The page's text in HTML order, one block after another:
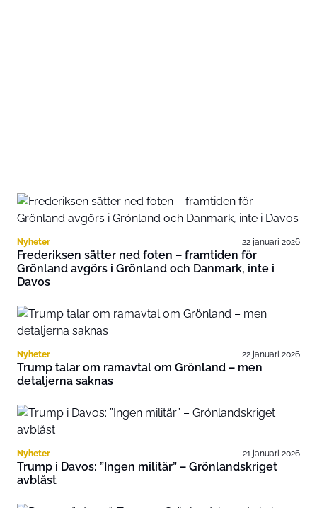
Nyheter 22 januari 2026
Frederiksen sätter ned foten – framtiden för
Grönland avgörs i Grönland och Danmark, inte i
Davos
Nyheter 22 januari 2026
Trump talar om ramavtal om Grönland – men
detaljerna saknas
Nyheter 21 januari 2026
Trump i Davos: ”Ingen militär” – Grönlandskriget
avblåst